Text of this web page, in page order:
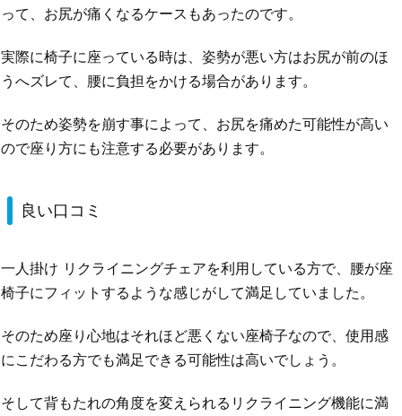
って、お尻が痛くなるケースもあったのです。
実際に椅子に座っている時は、姿勢が悪い方はお尻が前のほ
うへズレて、腰に負担をかける場合があります。
そのため姿勢を崩す事によって、お尻を痛めた可能性が高い
ので座り方にも注意する必要があります。
良い口コミ
一人掛け リクライニングチェアを利用している方で、腰が座
椅子にフィットするような感じがして満足していました。
そのため座り心地はそれほど悪くない座椅子なので、使用感
にこだわる方でも満足できる可能性は高いでしょう。
そして背もたれの角度を変えられるリクライニング機能に満